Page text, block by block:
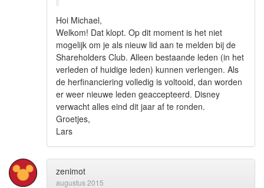
Hoi Michael,
Welkom! Dat klopt. Op dit moment is het niet
mogelijk om je als nieuw lid aan te melden bij de
Shareholders Club. Alleen bestaande leden (in het
verleden of huidige leden) kunnen verlengen. Als
de herfinanciering volledig is voltooid, dan worden
er weer nieuwe leden geaccepteerd. Disney
verwacht alles eind dit jaar af te ronden.
Groetjes,
Lars
zenimot
augustus 2015